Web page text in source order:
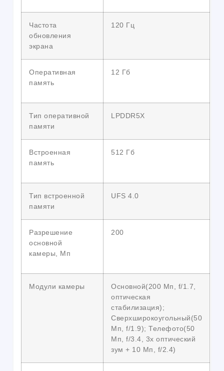
Частота
обновления
экрана
120 Гц
Оперативная
память
12 Гб
Тип оперативной
памяти
LPDDR5X
Встроенная
память
512 Гб
Тип встроенной
памяти
UFS 4.0
Разрешение
основной
камеры, Мп
200
Модули камеры
Основной(200 Мп, f/1.7,
оптическая
стабилизация);
Сверхширокоугольный(50
Мп, f/1.9); Телефото(50
Мп, f/3.4, 3x оптический
зум + 10 Мп, f/2.4)